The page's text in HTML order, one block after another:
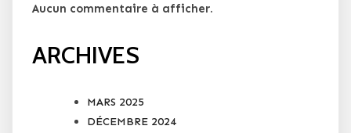
Aucun commentaire à afficher.
ARCHIVES
MARS 2025
DÉCEMBRE 2024